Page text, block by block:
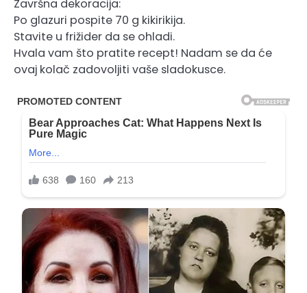
Završna dekoracija:
Po glazuri pospite 70 g kikirikija.
Stavite u frižider da se ohladi.
Hvala vam što pratite recept! Nadam se da će
ovaj kolač zadovoljiti vaše sladokusce.